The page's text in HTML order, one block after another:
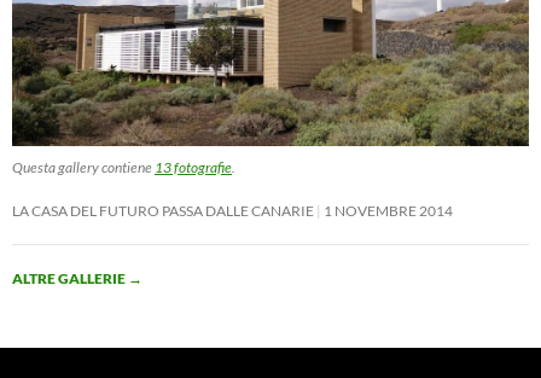
Questa gallery contiene 13 fotografie
LA CASA DEL FUTURO PASSA DALLE CANARIE 1 NOVEMBRE 2014
ALTRE GALLERIE →